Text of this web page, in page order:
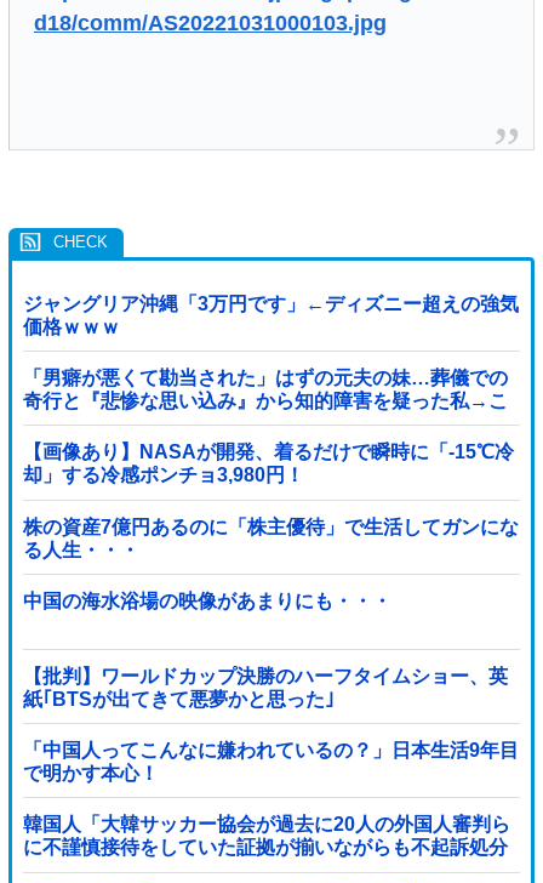
d18/comm/AS20221031000103.jpg
ジャングリア沖縄「3万円です」←ディズニー超えの強気
価格ｗｗｗ
「男癖が悪くて勘当された」はずの元夫の妹…葬儀での
奇行と『悲惨な思い込み』から知的障害を疑った私→こ
っそり病院へ誘導し行政保護させた話
【画像あり】NASAが開発、着るだけで瞬時に「-15℃冷
却」する冷感ポンチョ3,980円！
株の資産7億円あるのに「株主優待」で生活してガンにな
る人生・・・
中国の海水浴場の映像があまりにも・・・
【批判】ワールドカップ決勝のハーフタイムショー、英
紙｢BTSが出てきて悪夢かと思った｣
「中国人ってこんなに嫌われているの？」日本生活9年目
で明かす本心！
韓国人「大韓サッカー協会が過去に20人の外国人審判ら
に不謹慎接待をしていた証拠が揃いながらも不起訴処分
に成っていた事が明らかに‥」